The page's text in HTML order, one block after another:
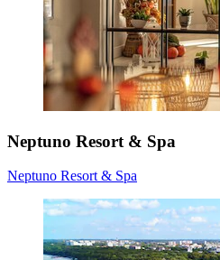
Neptuno Resort & Spa
Neptuno Resort & Spa